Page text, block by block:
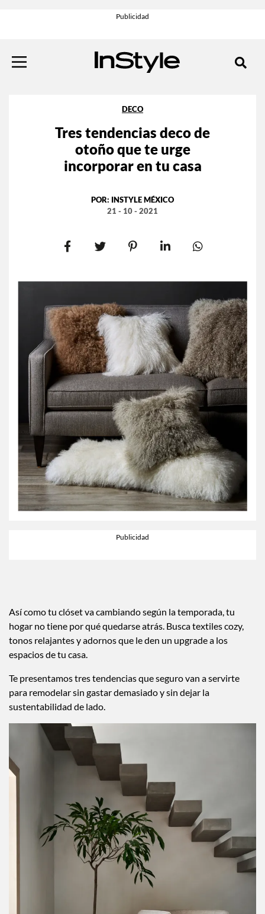
DECO
Tres tendencias deco de
otoño que te urge
incorporar en tu casa
POR: INSTYLE MÉXICO
21 - 10 - 2021
Así como tu clóset va cambiando según la temporada, tu
hogar no tiene por qué quedarse atrás. Busca textiles cozy,
tonos relajantes y adornos que le den un upgrade a los
espacios de tu casa.
Te presentamos tres tendencias que seguro van a servirte
para remodelar sin gastar demasiado y sin dejar la
sustentabilidad de lado.